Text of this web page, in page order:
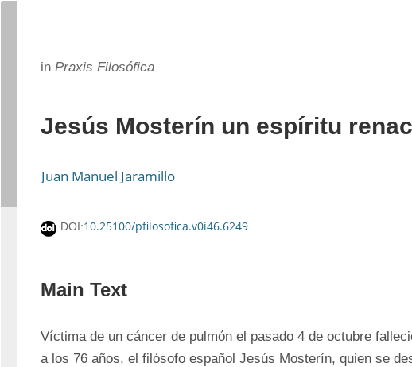
in Praxis Filosófica
Jesús Mosterín un espíritu
Juan Manuel Jaramillo
DOI:10.25100/pfilosofica.v0i46.6249
Main Text
Víctima de un cáncer de pulmón el pasado 4 de octubre
a los 76 años, el filósofo español Jesús Mosterín, quien se